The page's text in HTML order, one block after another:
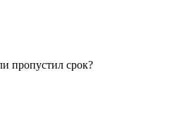
пропустил срок?